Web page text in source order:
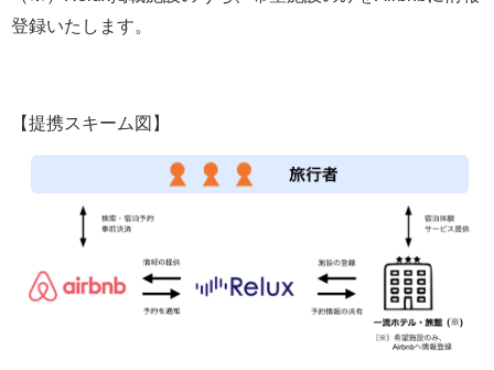
登録いたします。
【提携スキーム図】